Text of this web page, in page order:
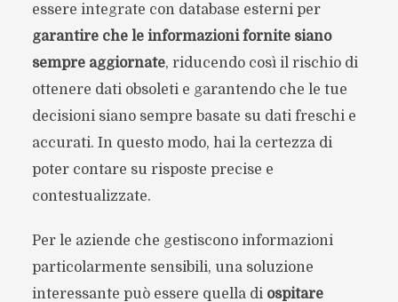
essere integrate con database esterni per
garantire che le informazioni fornite siano
sempre aggiornate, riducendo così il rischio di
ottenere dati obsoleti e garantendo che le tue
decisioni siano sempre basate su dati freschi e
accurati. In questo modo, hai la certezza di
poter contare su risposte precise e
contestualizzate.
Per le aziende che gestiscono informazioni
particolarmente sensibili, una soluzione
interessante può essere quella di ospitare